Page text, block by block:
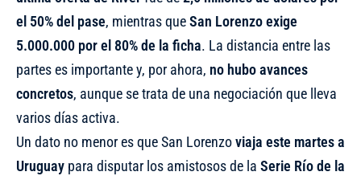
el 50% del pase, mientras queSan Lorenzo exige
5.000.000 por el 80% de la ficha. La distancia entre las
partes es importante y, por ahora, no hubo avances
concretos, aunque se trata de una negociación que lleva
varios días activa.
Un dato no menor es que San Lorenzoviaja este martes a
Uruguay para disputar los amistosos de la Serie Río de la